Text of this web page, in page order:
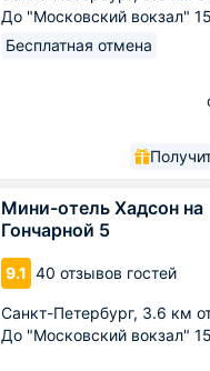
До "Московский вокзал"
Бесплатная отмена
Мини-отель Хадсон на
Гончарной 5
9.1 40 отзывов гостей
Санкт-Петербург, 3.6 км
До "Московский вокзал"